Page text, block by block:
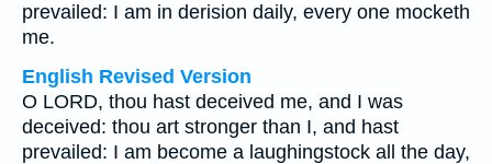
prevailed: I am in derision daily, every one mocketh
me.
English Revised Version
O LORD, thou hast deceived me, and I was
deceived: thou art stronger than I, and hast
prevailed: I am become a laughingstock all the day,